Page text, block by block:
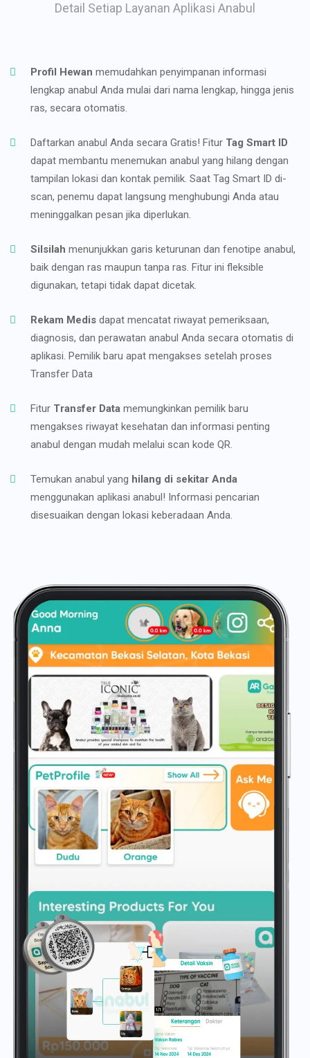
Detail Setiap Layanan Aplikasi Anabul
Profil Hewan memudahkan penyimpanan informasi
lengkap anabul Anda mulai dari nama lengkap, hingga jenis
ras, secara otomatis.
Daftarkan anabul Anda secara Gratis! Fitur Tag Smart ID
dapat membantu menemukan anabul yang hilang dengan
tampilan lokasi dan kontak pemilik. Saat Tag Smart ID di-
scan, penemu dapat langsung menghubungi Anda atau
meninggalkan pesan jika diperlukan.
Silsilah menunjukkan garis keturunan dan fenotipe anabul,
baik dengan ras maupun tanpa ras. Fitur ini fleksible
digunakan, tetapi tidak dapat dicetak.
Rekam Medis dapat mencatat riwayat pemeriksaan,
diagnosis, dan perawatan anabul Anda secara otomatis di
aplikasi. Pemilik baru apat mengakses setelah proses
Transfer Data
Fitur Transfer Data memungkinkan pemilik baru
mengakses riwayat kesehatan dan informasi penting
anabul dengan mudah melalui scan kode QR.
Temukan anabul yang hilang di sekitar Anda
menggunakan aplikasi anabul! Informasi pencarian
disesuaikan dengan lokasi keberadaan Anda.